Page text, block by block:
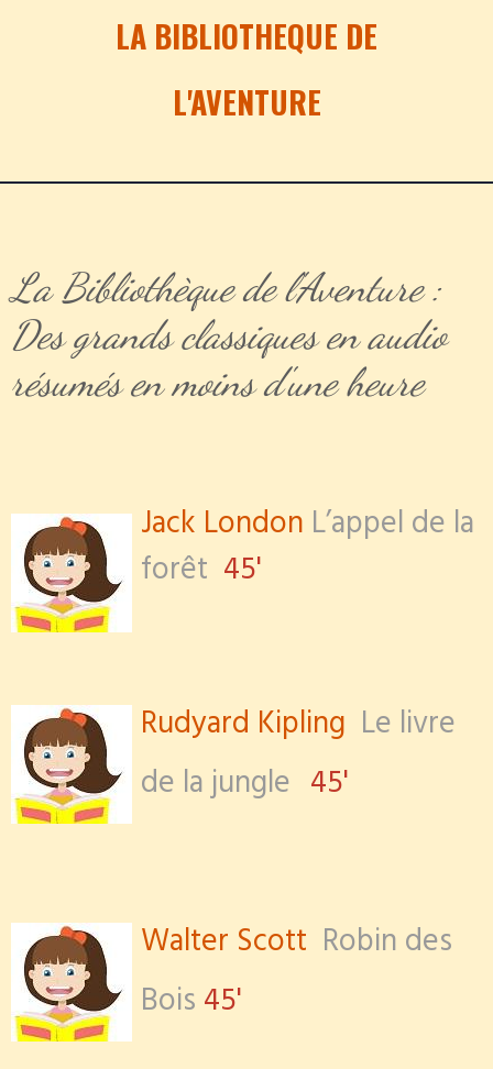
LA BIBLIOTHEQUE DE
L'AVENTURE
La Bibliothèque de l'Aventure :
Des grands classiques en audio
résumés en moins d'une heure
Jack LondonL’appel de la
forêt 45'
Rudyard Kipling Le livre
de la jungle 45'
Walter Scott Robin des
Bois45'